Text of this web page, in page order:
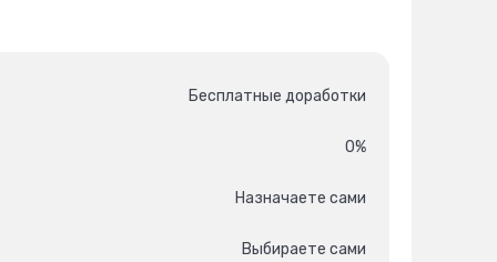
Бесплатные доработки
0%
Назначаете сами
Выбираете сами